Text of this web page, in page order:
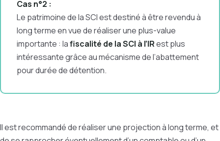
Cas n°2 :
Le patrimoine de la SCI est destiné à être revendu à
long terme en vue de réaliser une plus-value
importante : lafiscalité de la SCI à l’IRest plus
intéressante grâce au mécanisme de l’abattement
pour durée de détention.
Il est recommandé de réaliser une projection à long terme, et